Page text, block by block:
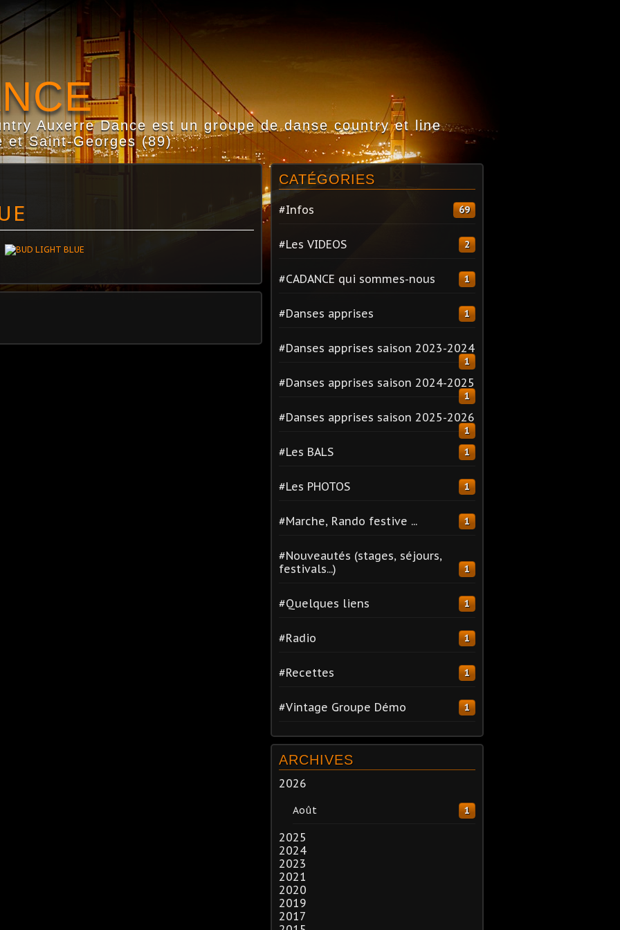
Auxerre Dance est un groupe de danse country et line
et Saint-Georges (89)
CATÉGORIES
#Infos 69
#Les VIDEOS 2
#CADANCE qui sommes-nous 1
#Danses apprises 1
#Danses apprises saison 2023-2024
1
#Danses apprises saison 2024-2025
1
#Danses apprises saison 2025-2026
1
#Les BALS 1
#Les PHOTOS 1
#Marche, Rando festive ... 1
#Nouveautés (stages, séjours,
festivals...)
1
#Quelques liens 1
#Radio 1
#Recettes 1
#Vintage Groupe Démo 1
ARCHIVES
2026
Août 1
2025
2024
2023
2021
2020
2019
2017